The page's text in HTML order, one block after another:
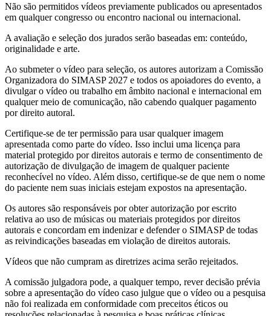
Não são permitidos vídeos previamente publicados ou apresentados
em qualquer congresso ou encontro nacional ou internacional.
A avaliação e seleção dos jurados serão baseadas em: conteúdo,
originalidade e arte.
Ao submeter o vídeo para seleção, os autores autorizam a Comissão
Organizadora do SIMASP 2027 e todos os apoiadores do evento, a
divulgar o vídeo ou trabalho em âmbito nacional e internacional em
qualquer meio de comunicação, não cabendo qualquer pagamento
por direito autoral.
Certifique-se de ter permissão para usar qualquer imagem
apresentada como parte do vídeo. Isso inclui uma licença para
material protegido por direitos autorais e termo de consentimento de
autorização de divulgação de imagem de qualquer paciente
reconhecível no vídeo. Além disso, certifique-se de que nem o nome
do paciente nem suas iniciais estejam expostos na apresentação.
Os autores são responsáveis ​​por obter autorização por escrito
relativa ao uso de músicas ou materiais protegidos por direitos
autorais e concordam em indenizar e defender o SIMASP de todas
as reivindicações baseadas em violação de direitos autorais.
Vídeos que não cumpram as diretrizes acima serão rejeitados.
A comissão julgadora pode, a qualquer tempo, rever decisão prévia
sobre a apresentação do vídeo caso julgue que o vídeo ou a pesquisa
não foi realizada em conformidade com preceitos éticos ou